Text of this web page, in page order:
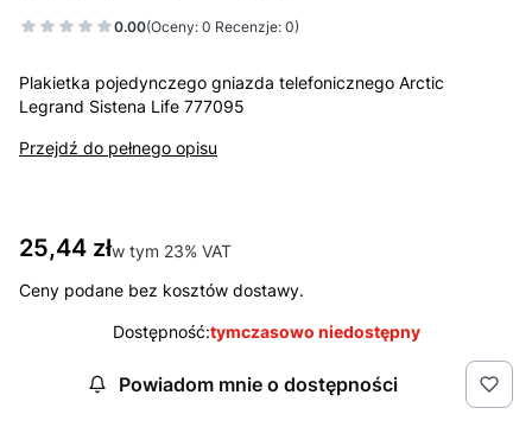
0.00(Oceny: 0 Recenzje: 0)
Plakietka pojedynczego gniazda telefonicznego Arctic
Legrand Sistena Life 777095
Przejdź do pełnego opisu
Cena
25,44 złw tym 23% VAT
w tym 23% VAT
Ceny podane bez kosztów dostawy.
Dostępność:tymczasowo niedostępny
Powiadom mnie o dostępności